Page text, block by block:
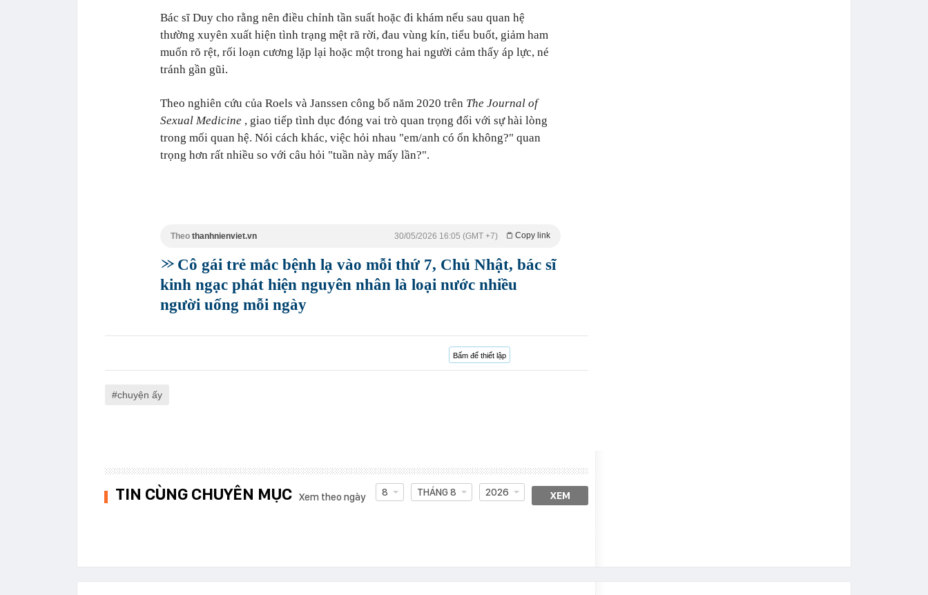
Bác sĩ Duy cho rằng nên điều chỉnh tần suất hoặc đi khám nếu sau quan hệ
thường xuyên xuất hiện tình trạng mệt rã rời, đau vùng kín, tiểu buốt, giảm ham
muốn rõ rệt, rối loạn cương lặp lại hoặc một trong hai người cảm thấy áp lực, né
tránh gần gũi.
Theo nghiên cứu của Roels và Janssen công bố năm 2020 trên The Journal of
Sexual Medicine , giao tiếp tình dục đóng vai trò quan trọng đối với sự hài lòng
trong mối quan hệ. Nói cách khác, việc hỏi nhau "em/anh có ổn không?" quan
trọng hơn rất nhiều so với câu hỏi "tuần này mấy lần?".
Theo thanhnienviet.vn Copy link
30/05/2026 16:05 (GMT +7)
Cô gái trẻ mắc bệnh lạ vào mỗi thứ 7, Chủ Nhật, bác sĩ
kinh ngạc phát hiện nguyên nhân là loại nước nhiều
người uống mỗi ngày
Bấm để thiết lập
chuyện ấy
TIN CÙNG CHUYÊN MỤC Xem theo ngày 8 THÁNG 8 2026 XEM